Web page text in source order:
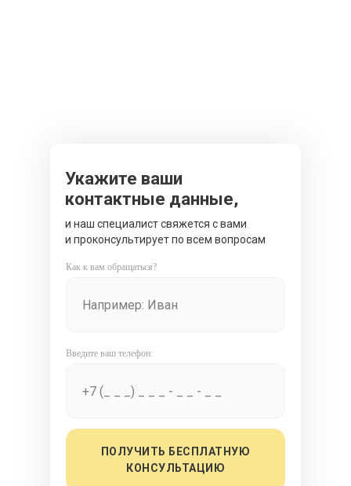
Укажите ваши
контактные данные,
и наш специалист свяжется с вами
и проконсультирует по всем вопросам
ПОЛУЧИТЬ БЕСПЛАТНУЮ
КОНСУЛЬТАЦИЮ
Как к вам обращаться?
Введите ваш телефон: